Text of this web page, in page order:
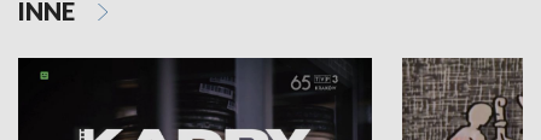
INNE